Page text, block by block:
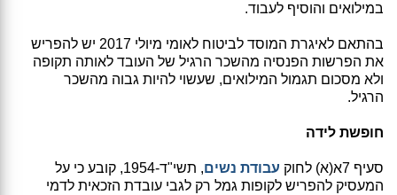
במילואים והוסיף לעבוד.
בהתאם לאיגרת המוסד לביטוח לאומי מיולי 2017 יש להפריש
את הפרשות הפנסיה מהשכר הרגיל של העובד לאותה תקופה
ולא מסכום תגמול המילואים, שעשוי להיות גבוה מהשכר
הרגיל.
חופשת לידה
סעיף 7א(א) לחוק עבודת נשים
, תשי"ד-1954, קובע כי על
המעסיק להפריש לקופות גמל רק לגבי עובדת הזכאית לדמי